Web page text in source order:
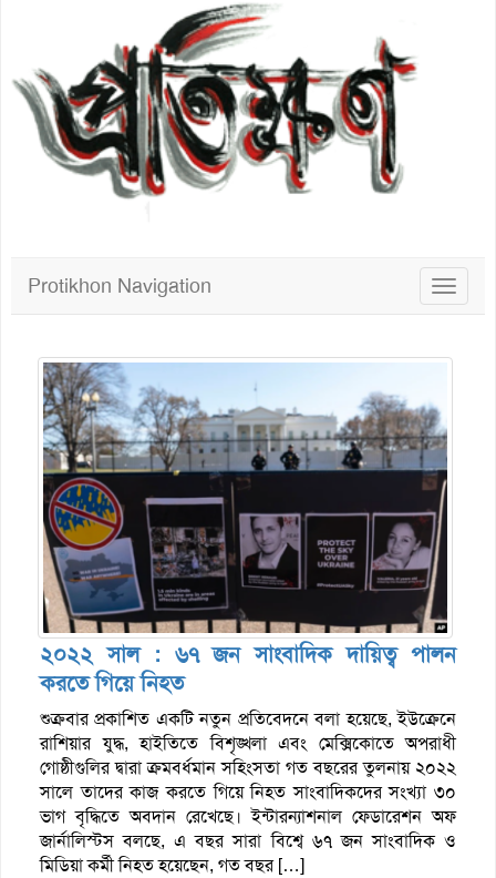
Toggle
Protikhon Navigation
২০২২ সাল : ৬৭ জন সাংবাদিক দায়িত্ব পালন
করতে গিয়ে নিহত
শুক্রবার প্রকাশিত একটি নতুন প্রতিবেদনে বলা হয়েছে, ইউক্রেনে
রাশিয়ার যুদ্ধ, হাইতিতে বিশৃঙ্খলা এবং মেক্সিকোতে অপরাধী
গোষ্ঠীগুলির দ্বারা ক্রমবর্ধমান সহিংসতা গত বছরের তুলনায় ২০২২
সালে তাদের কাজ করতে গিয়ে নিহত সাংবাদিকদের সংখ্যা ৩০
ভাগ বৃদ্ধিতে অবদান রেখেছে। ইন্টারন্যাশনাল ফেডারেশন অফ
জার্নালিস্টস বলছে, এ বছর সারা বিশ্বে ৬৭ জন সাংবাদিক ও
মিডিয়া কর্মী নিহত হয়েছেন, গত বছর […]